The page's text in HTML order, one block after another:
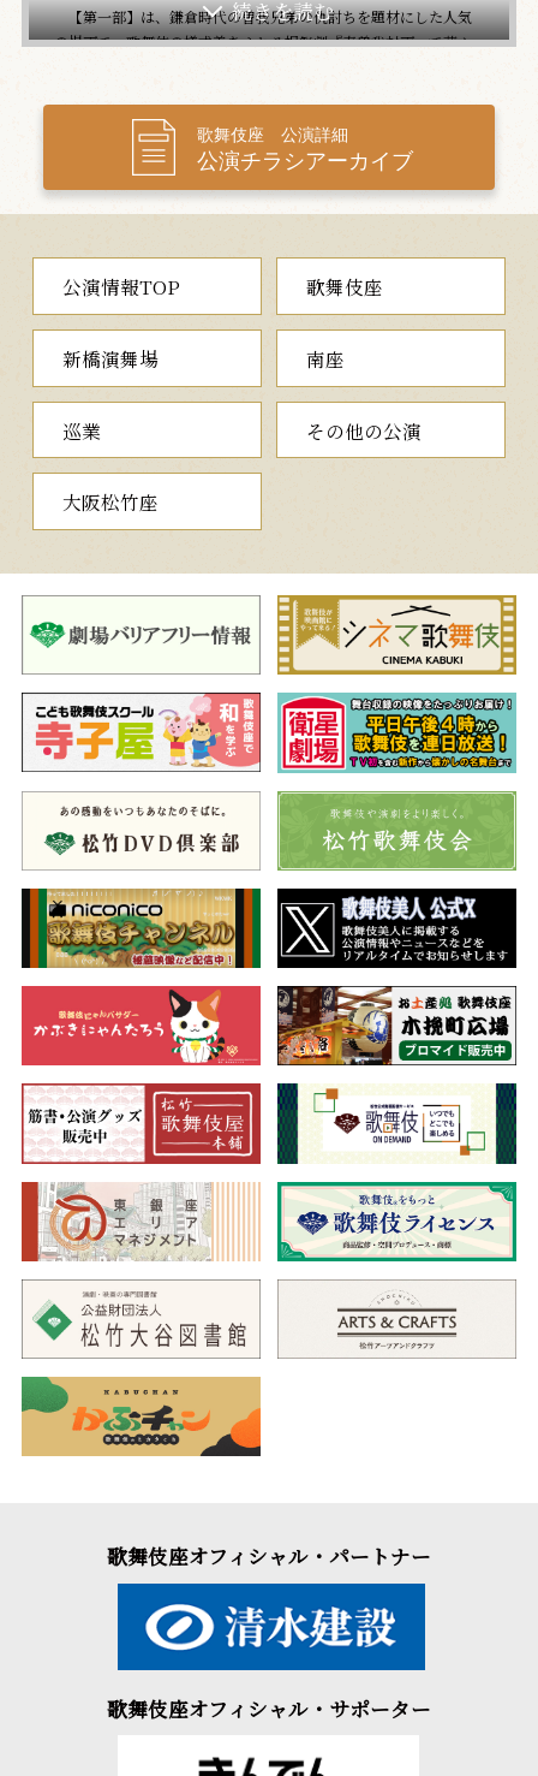
【第一部】は、鎌倉時代の曽我兄弟の仇討ちを題材にした人気
の場面で、歌舞伎の様式美あふれる祝祭劇『寿曽我対面』で華々
黙阿弥の名作『魚屋宗五郎』。宗五郎を取り巻く家族の愛と、実
直に生きる男が禁酒の誓いを破ってまでも酒を飲んだ理由と
は…。目が離せない展開をお見逃しなく！
第二部
【第二部】は、浅草を舞台にした落語「唐茄子屋政談」をモチ
～不思議国之若旦那』。吉原遊びが過ぎて勘当された若旦那の徳
三郎は、吾妻橋から身を投げようとしたところ…。小粋な人情噺
う人情喜劇をお楽しみください。そして、七福神に見立てた多彩
なります。
歌舞伎座 公演詳細
公演チラシアーカイブ
公演情報TOP 歌舞伎座
新橋演舞場 南座
巡業 その他の公演
大阪松竹座
歌舞伎座オフィシャル・パートナー
歌舞伎座オフィシャル・サポーター